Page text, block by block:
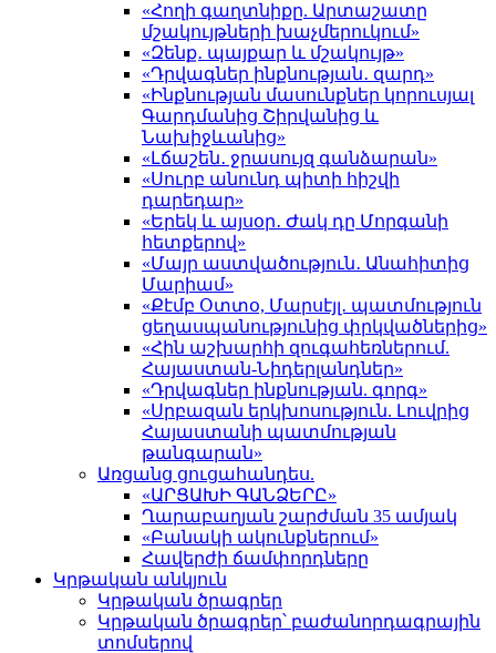
«Հողի գաղտնիքը. Արտաշատը
մշակույթների խաչմերուկում»
«Զենք․ պայքար և մշակույթ»
«Դրվագներ ինքնության․ զարդ»
«Ինքնության մասունքներ կորուսյալ
Գարդմանից Շիրվանից և
Նախիջևանից»
«Լճաշեն․ ջրասույզ գանձարան»
«Սուրբ անունդ պիտի հիշվի
դարեդար»
«Երեկ և այսօր․ Ժակ դը Մորգանի
հետքերով»
«Մայր աստվածություն․ Անահիտից
Մարիամ»
«Քէմբ Օտտօ, Մարսէյլ․ պատմություն
ցեղասպանությունից փրկվածներից»
«Հին աշխարհի զուգահեռներում.
Հայաստան-Նիդերլանդներ»
«Դրվագներ ինքնության. գորգ»
«Սրբազան երկխոսություն. Լուվրից
Հայաստանի պատմության
թանգարան»
Առցանց ցուցահանդես.
«ԱՐՑԱԽԻ ԳԱՆՁԵՐԸ»
Ղարաբաղյան շարժման 35 ամյակ
«Բանակի ակունքներում»
Հավերժի ճամփորդները
Կրթական անկյուն
Կրթական ծրագրեր
Կրթական ծրագրեր՝ բաժանորդագրային
տոմսերով